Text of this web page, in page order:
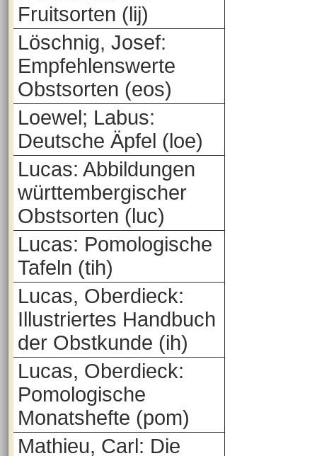
Fruitsorten (lij)
Löschnig, Josef:
Empfehlenswerte
Obstsorten (eos)
Loewel; Labus:
Deutsche Äpfel (loe)
Lucas: Abbildungen
württembergischer
Obstsorten (luc)
Lucas: Pomologische
Tafeln (tih)
Lucas, Oberdieck:
Illustriertes Handbuch
der Obstkunde (ih)
Lucas, Oberdieck:
Pomologische
Monatshefte (pom)
Mathieu, Carl: Die